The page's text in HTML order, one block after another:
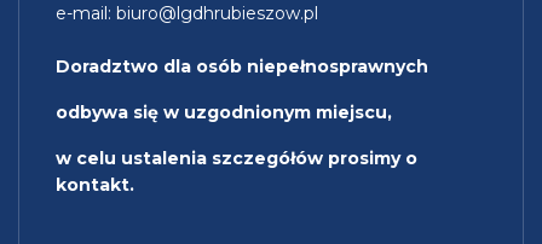
e-mail: biuro@lgdhrubieszow.pl
Doradztwo dla osób niepełnosprawnych
odbywa się w uzgodnionym miejscu,
w celu ustalenia szczegółów prosimy o
kontakt.